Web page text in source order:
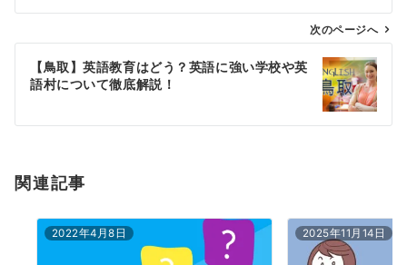
ン
次のページへ
【鳥取】英語教育はどう？英語に強い学校や英
語村について徹底解説！
関連記事
2022年4月8日 2025年11月14日